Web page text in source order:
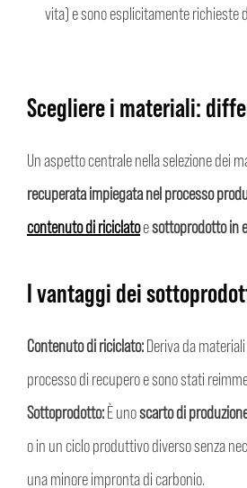
vita) e sono esplicitamente richieste
Scegliere i materiali:
Un aspetto centrale nella selezione dei
recuperata impiegata nel processo
contenuto di riciclatoesottoprodotto in
I vantaggi dei
Contenuto di riciclato:Deriva da
processo di recupero e sono stati
Sottoprodotto:È unoscarto di
o in un ciclo produttivo diverso senza
una minore impronta di carbonio.